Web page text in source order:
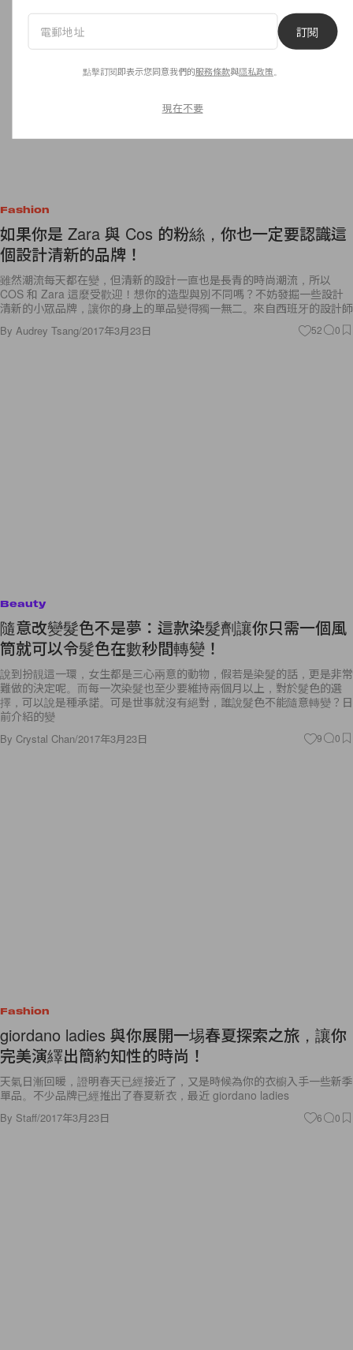
Fashion
如果你是 Zara 與 Cos 的粉絲，你也一定要認識這
個設計清新的品牌！
雖然潮流每天都在變，但清新的設計一直也是長青的時尚潮流，所以
COS 和 Zara 這麼受歡迎！想你的造型與別不同嗎？不妨發掘一些設計
清新的小眾品牌，讓你的身上的單品變得獨一無二。來自西班牙的設計師
By Audrey Tsang/2017年3月23日 52 0
Beauty
隨意改變髮色不是夢：這款染髮劑讓你只需一個風
筒就可以令髮色在數秒間轉變！
說到扮靚這一環，女生都是三心兩意的動物，假若是染髮的話，更是非常
難做的決定呢。而每一次染髮也至少要維持兩個月以上，對於髮色的選
擇，可以說是種承諾。可是世事就沒有絕對，誰說髮色不能隨意轉變？日
前介紹的變
By Crystal Chan/2017年3月23日 9 0
Fashion
giordano ladies 與你展開一埸春夏探索之旅，讓你
完美演繹出簡約知性的時尚！
天氣日漸回暖，證明春天已經接近了，又是時候為你的衣櫥入手一些新季
單品。不少品牌已經推出了春夏新衣，最近 giordano ladies
By Staff/2017年3月23日 6 0
訂閱
點擊訂閱即表示您同意我們的服務條款與隱私政策
現在不要